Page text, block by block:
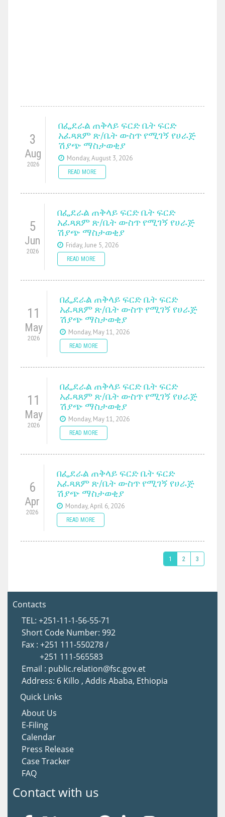
3
Aug
2026
በፌደራል ጠቅላይ ፍርድ ቤት ፍርድ
አፈጻጸም ጽ/ቤት ውስጥ የሚገኝ የሀራጅ
ሽያጭ ማስታወቂያ
Monday, August 3, 2026
READ MORE
5
Jun
2026
በፌደራል ጠቅላይ ፍርድ ቤት ፍርድ
አፈጻጸም ጽ/ቤት ውስጥ የሚገኝ የሀራጅ
ሽያጭ ማስታወቂያ
Friday, June 5, 2026
READ MORE
11
May
2026
በፌደራል ጠቅላይ ፍርድ ቤት ፍርድ
አፈጻጸም ጽ/ቤት ውስጥ የሚገኝ የሀራጅ
ሽያጭ ማስታወቂያ
Monday, May 11, 2026
READ MORE
11
May
2026
በፌደራል ጠቅላይ ፍርድ ቤት ፍርድ
አፈጻጸም ጽ/ቤት ውስጥ የሚገኝ የሀራጅ
ሽያጭ ማስታወቂያ
Monday, May 11, 2026
READ MORE
6
Apr
2026
በፌደራል ጠቅላይ ፍርድ ቤት ፍርድ
አፈጻጸም ጽ/ቤት ውስጥ የሚገኝ የሀራጅ
ሽያጭ ማስታወቂያ
Monday, April 6, 2026
READ MORE
1 2 3
Contacts
TEL: +251-11-1-56-55-71
Short Code Number: 992
Fax : +251 111-550278 /
+251 111-565583
Email : public.relation@fsc.gov.et
Address: 6 Killo , Addis Ababa, Ethiopia
Quick Links
About Us
E-Filing
Calendar
Press Release
Case Tracker
FAQ
Contact with us